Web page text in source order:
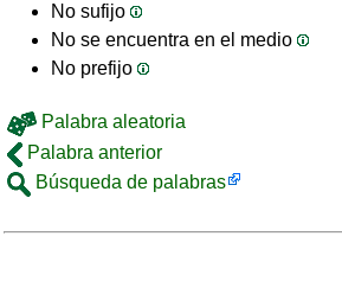
No sufijo
No se encuentra en el medio
No prefijo
Palabra aleatoria
Palabra anterior
Búsqueda de palabras